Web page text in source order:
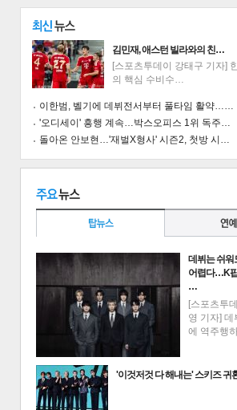
김민재, 애스턴 빌라와의 친…
[스포츠투데이 강태구 기자]
의 핵심 수비수…
이한범, 벨기에 데뷔전서부터 풀타임 활약……
'오디세이' 흥행 계속…박스오피스 1위 독주…
돌아온 안보현…'재벌X형사' 시즌2, 첫방 시…
데뷔는 쉬워
어렵다…K
…
[스포츠투
영 기자] 데
에 역주행
'이것저것 다 해내는' 스키즈